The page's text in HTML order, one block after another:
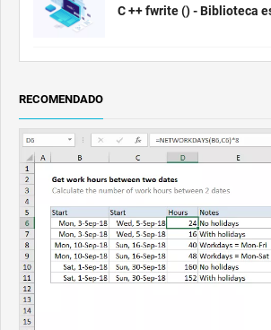
C ++ fwrite () - Biblioteca
RECOMENDADO